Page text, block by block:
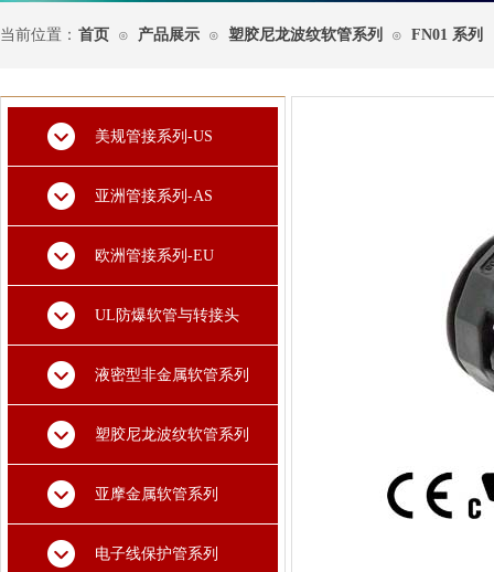
当前位置： 首页 ⊙ 产品展示 ⊙ 塑胶尼龙波纹软管系列 ⊙ FN01 系列
美规管接系列-US
亚洲管接系列-AS
欧洲管接系列-EU
UL防爆软管与转接头
液密型非金属软管系列
塑胶尼龙波纹软管系列
亚摩金属软管系列
电子线保护管系列